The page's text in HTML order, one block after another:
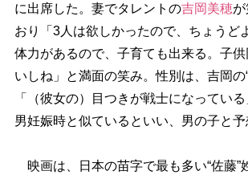
に出席した。妻でタレントの吉岡美穂が
おり「3人は欲しかったので、ちょうど
体力があるので、子育ても出来る。子
いしね」と満面の笑み。性別は、吉岡
「（彼女の）目つきが戦士になってい
男妊娠時と似ているといい、男の子と予
映画は、日本の苗字で最も多い“佐藤”